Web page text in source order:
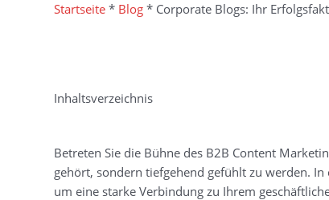
Startseite * Blog * Corporate Blogs: Ihr
Inhaltsverzeichnis
Betreten Sie die Bühne des B2B Content
gehört, sondern tiefgehend gefühlt zu werden.
um eine starke Verbindung zu Ihrem